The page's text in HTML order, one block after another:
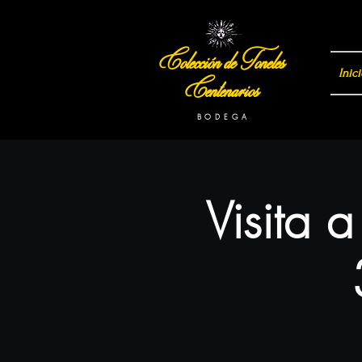
Visita
Colección de Toneles
Centenarios
B O D E G A